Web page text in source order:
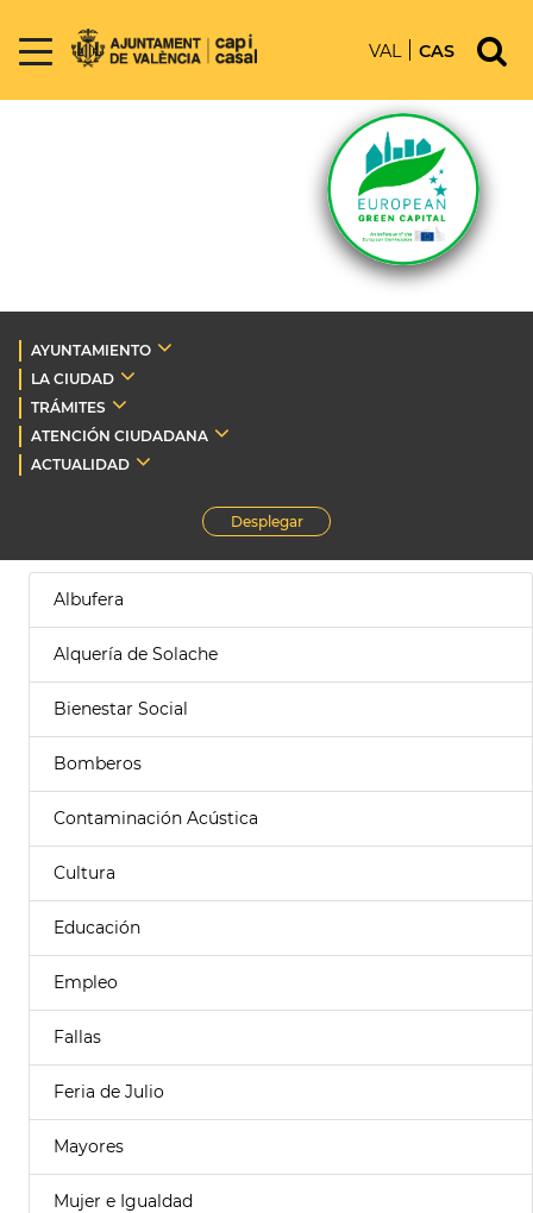
VAL CAS
AYUNTAMIENTO
LA CIUDAD
TRÁMITES
ATENCIÓN CIUDADANA
ACTUALIDAD
Desplegar
Albufera
Alquería de Solache
Bienestar Social
Bomberos
Contaminación Acústica
Cultura
Educación
Empleo
Fallas
Feria de Julio
Mayores
Mujer e Igualdad